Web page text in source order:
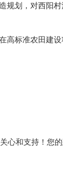
规划，对西阳
高标准农田建
心和支持！您